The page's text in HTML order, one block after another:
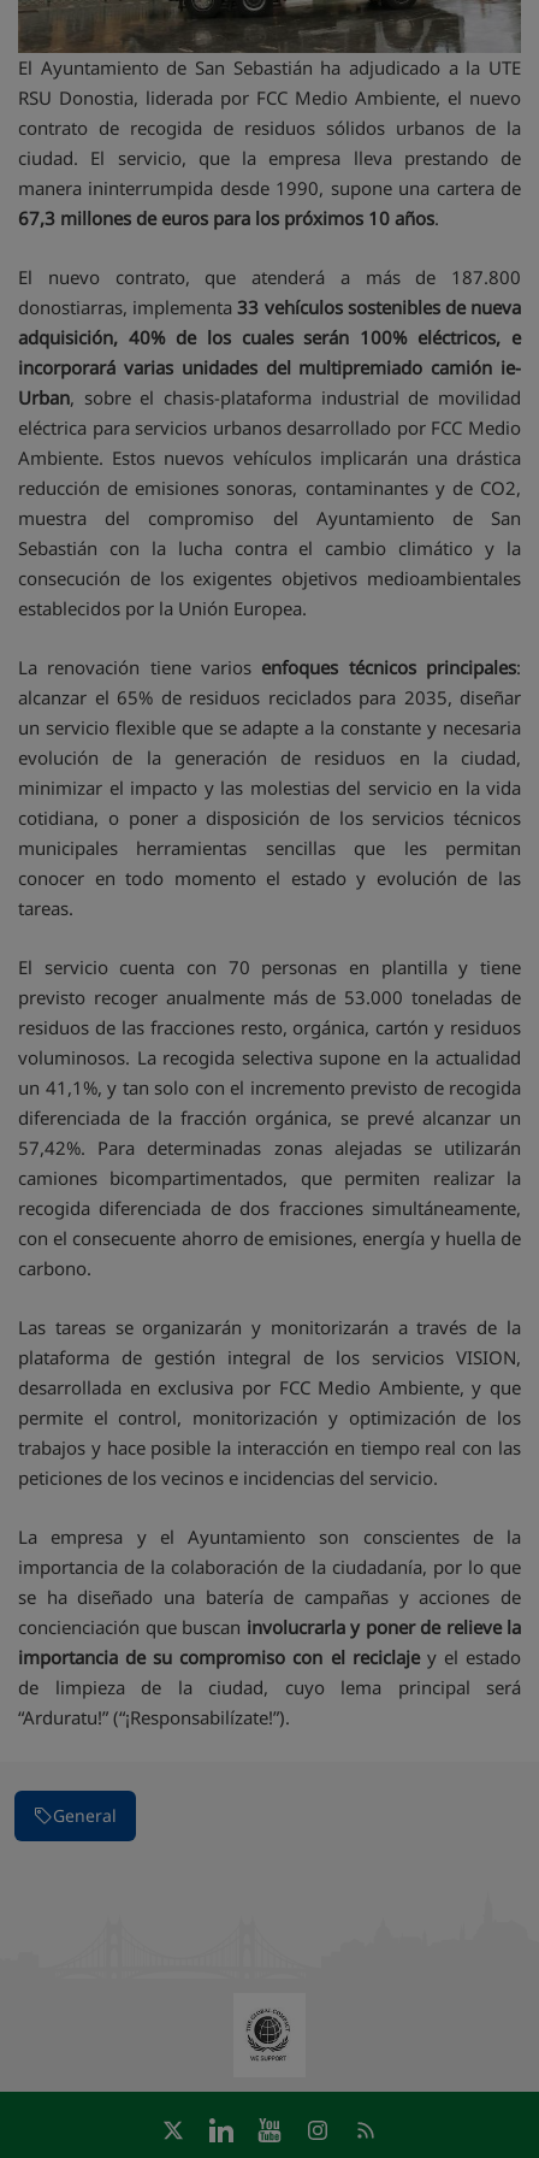
El Ayuntamiento de San Sebastián ha adjudicado a la UTE
RSU Donostia, liderada por FCC Medio Ambiente, el nuevo
contrato de recogida de residuos sólidos urbanos de la
ciudad. El servicio, que la empresa lleva prestando de
manera ininterrumpida desde 1990, supone una cartera de
67,3 millones de euros para los próximos 10 años.
El nuevo contrato, que atenderá a más de 187.800
donostiarras, implementa33 vehículos sostenibles de nueva
adquisición, 40% de los cuales serán 100% eléctricos, e
incorporará varias unidades del multipremiado camión ie-
Urban, sobre el chasis-plataforma industrial de movilidad
eléctrica para servicios urbanos desarrollado por FCC Medio
Ambiente. Estos nuevos vehículos implicarán una drástica
reducción de emisiones sonoras, contaminantes y de CO2,
muestra del compromiso del Ayuntamiento de San
Sebastián con la lucha contra el cambio climático y la
consecución de los exigentes objetivos medioambientales
establecidos por la Unión Europea.
La renovación tiene varios enfoques técnicos principales:
alcanzar el 65% de residuos reciclados para 2035, diseñar
un servicio flexible que se adapte a la constante y necesaria
evolución de la generación de residuos en la ciudad,
minimizar el impacto y las molestias del servicio en la vida
cotidiana, o poner a disposición de los servicios técnicos
municipales herramientas sencillas que les permitan
conocer en todo momento el estado y evolución de las
tareas.
El servicio cuenta con 70 personas en plantilla y tiene
previsto recoger anualmente más de 53.000 toneladas de
residuos de las fracciones resto, orgánica, cartón y residuos
voluminosos. La recogida selectiva supone en la actualidad
un 41,1%, y tan solo con el incremento previsto de recogida
diferenciada de la fracción orgánica, se prevé alcanzar un
57,42%. Para determinadas zonas alejadas se utilizarán
camiones bicompartimentados, que permiten realizar la
recogida diferenciada de dos fracciones simultáneamente,
con el consecuente ahorro de emisiones, energía y huella de
carbono.
Las tareas se organizarán y monitorizarán a través de la
plataforma de gestión integral de los servicios VISION,
desarrollada en exclusiva por FCC Medio Ambiente, y que
permite el control, monitorización y optimización de los
trabajos y hace posible la interacción en tiempo real con las
peticiones de los vecinos e incidencias del servicio.
La empresa y el Ayuntamiento son conscientes de la
importancia de la colaboración de la ciudadanía, por lo que
se ha diseñado una batería de campañas y acciones de
concienciación que buscan involucrarla y poner de relieve la
importancia de su compromiso con el reciclajey el estado
de limpieza de la ciudad, cuyo lema principal será
“Arduratu!” (“¡Responsabilízate!”).
General